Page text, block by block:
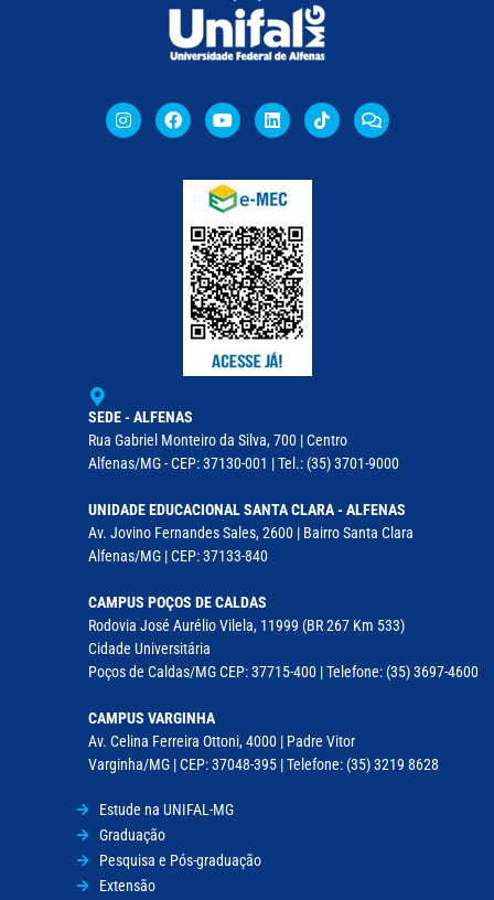
SEDE - ALFENAS
Rua Gabriel Monteiro da Silva, 700 | Centro
Alfenas/MG - CEP: 37130-001 | Tel.: (35) 3701-9000
UNIDADE EDUCACIONAL SANTA CLARA - ALFENAS
Av. Jovino Fernandes Sales, 2600 | Bairro Santa Clara
Alfenas/MG | CEP: 37133-840
CAMPUS POÇOS DE CALDAS
Rodovia José Aurélio Vilela, 11999 (BR 267 Km 533)
Cidade Universitária
Poços de Caldas/MG CEP: 37715-400 | Telefone: (35) 3697-4600
CAMPUS VARGINHA
Av. Celina Ferreira Ottoni, 4000 | Padre Vitor
Varginha/MG | CEP: 37048-395 | Telefone: (35) 3219 8628
Estude na UNIFAL-MG
Graduação
Pesquisa e Pós-graduação
Extensão